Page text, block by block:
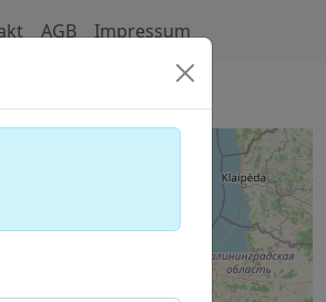
AGB Impressum